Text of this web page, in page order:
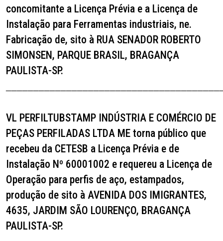
concomitante a Licença Prévia e a Licença de
Instalação para Ferramentas industriais, ne.
Fabricação de, sito à RUA SENADOR ROBERTO
SIMONSEN, PARQUE BRASIL, BRAGANÇA
PAULISTA-SP.
VL PERFILTUBSTAMP INDÚSTRIA E COMÉRCIO DE
PEÇAS PERFILADAS LTDA ME torna público que
recebeu da CETESB a Licença Prévia e de
Instalação Nº 60001002 e requereu a Licença de
Operação para perfis de aço, estampados,
produção de sito à AVENIDA DOS IMIGRANTES,
4635, JARDIM SÃO LOURENÇO, BRAGANÇA
PAULISTA-SP.